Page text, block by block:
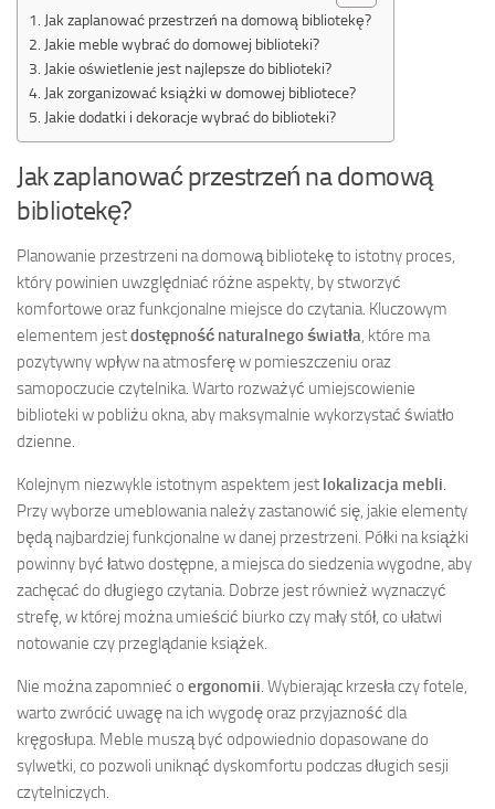
Jak zaplanować przestrzeń na domową bibliotekę?
Jakie meble wybrać do domowej biblioteki?
Jakie oświetlenie jest najlepsze do biblioteki?
Jak zorganizować książki w domowej bibliotece?
Jakie dodatki i dekoracje wybrać do biblioteki?
Jak zaplanować przestrzeń na domową
bibliotekę?
Planowanie przestrzeni na domową bibliotekę to istotny proces,
który powinien uwzględniać różne aspekty, by stworzyć
komfortowe oraz funkcjonalne miejsce do czytania. Kluczowym
elementem jestdostępność naturalnego światła, które ma
pozytywny wpływ na atmosferę w pomieszczeniu oraz
samopoczucie czytelnika. Warto rozważyć umiejscowienie
biblioteki w pobliżu okna, aby maksymalnie wykorzystać światło
dzienne.
Kolejnym niezwykle istotnym aspektem jest lokalizacja mebli.
Przy wyborze umeblowania należy zastanowić się, jakie elementy
będą najbardziej funkcjonalne w danej przestrzeni. Półki na książki
powinny być łatwo dostępne, a miejsca do siedzenia wygodne, aby
zachęcać do długiego czytania. Dobrze jest również wyznaczyć
strefę, w której można umieścić biurko czy mały stół, co ułatwi
notowanie czy przeglądanie książek.
Nie można zapomnieć o ergonomii. Wybierając krzesła czy fotele,
warto zwrócić uwagę na ich wygodę oraz przyjazność dla
kręgosłupa. Meble muszą być odpowiednio dopasowane do
sylwetki, co pozwoli uniknąć dyskomfortu podczas długich sesji
czytelniczych.